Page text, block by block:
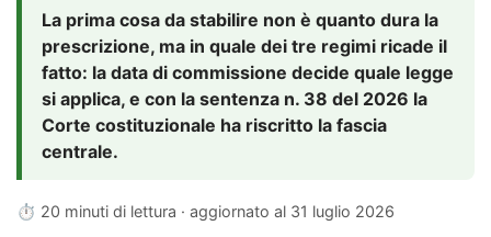
La prima cosa da stabilire non è quanto dura la
prescrizione, ma in quale dei tre regimi ricade il
fatto: la data di commissione decide quale legge
si applica, e con la sentenza n. 38 del 2026 la
Corte costituzionale ha riscritto la fascia
centrale.
⏱ 20 minuti di lettura · aggiornato al 31 luglio 2026